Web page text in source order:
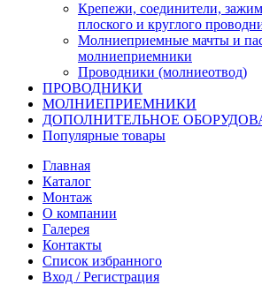
Крепежи, соединители,
плоского и круглого
Молниеприемные мачты и
молниеприемники
Проводники (молниеотвод)
ПРОВОДНИКИ
МОЛНИЕПРИЕМНИКИ
ДОПОЛНИТЕЛЬНОЕ
Популярные товары
Главная
Каталог
Монтаж
О компании
Галерея
Контакты
Список избранного
Вход / Регистрация